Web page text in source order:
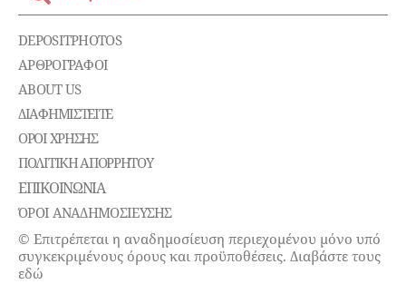
DEPOSITPHOTOS
ΑΡΘΡΟΓΡΑΦΟΙ
ABOUT US
ΔΙΑΦΗΜΙΣΤΕΊΤΕ
ΌΡΟΙ ΧΡΉΣΗΣ
ΠΟΛΙΤΙΚΉ ΑΠΟΡΡΉΤΟΥ
ΕΠΙΚΟΙΝΩΝΊΑ
ΌΡΟΙ ΑΝΑΔΗΜΟΣΙΕΥΣΗΣ
© Επιτρέπεται η αναδημοσίευση περιεχομένου μόνο υπό
συγκεκριμένους όρους και προϋποθέσεις. Διαβάστε τους
εδώ